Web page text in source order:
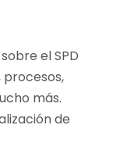
el SPD
procesos,
más.
de